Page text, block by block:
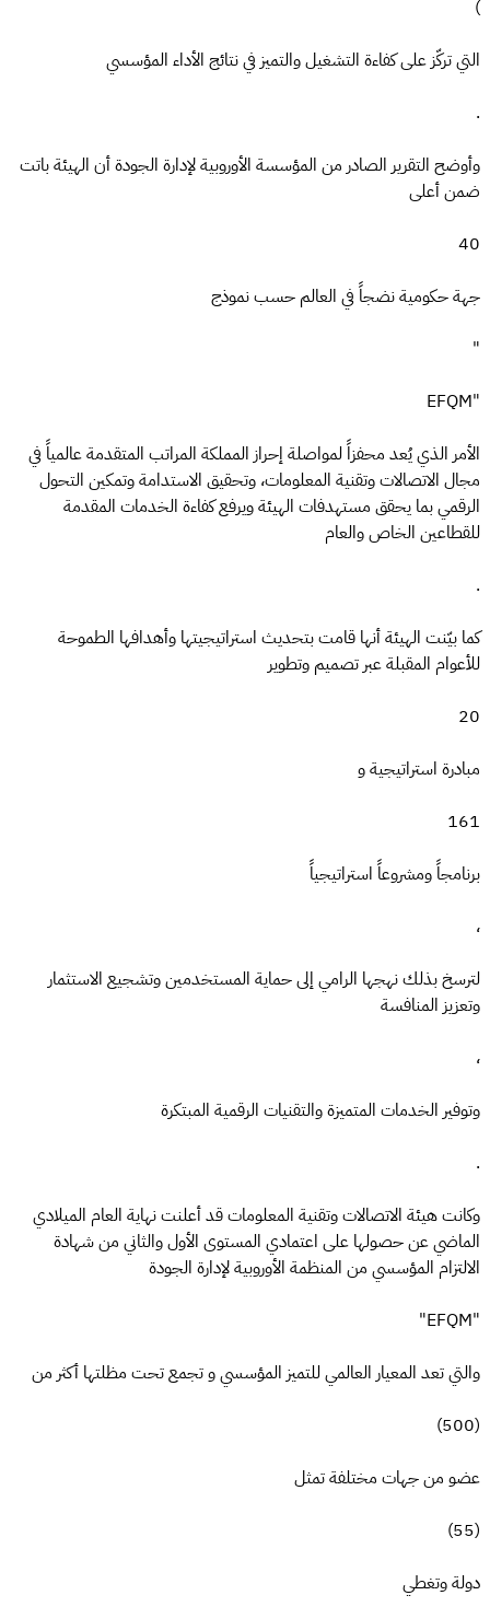
)
التي تركّز على كفاءة التشغيل والتميز في نتائج الأداء المؤسسي
.
وأوضح التقرير الصادر من المؤسسة الأوروبية لإدارة الجودة أن الهيئة باتت
ضمن أعلى
40
جهة حكومية نضجاً في العالم حسب نموذج
"
"EFQM
الأمر الذي يُعد محفزاً لمواصلة إحراز المملكة المراتب المتقدمة عالمياً في
مجال الاتصالات وتقنية المعلومات، وتحقيق الاستدامة وتمكين التحول
الرقمي بما يحقق مستهدفات الهيئة ويرفع كفاءة الخدمات المقدمة
للقطاعين الخاص والعام
.
كما بيّنت الهيئة أنها قامت بتحديث استراتيجيتها وأهدافها الطموحة
للأعوام المقبلة عبر تصميم وتطوير
20
مبادرة استراتيجية و
161
برنامجاً ومشروعاً استراتيجياً
،
لترسخ بذلك نهجها الرامي إلى حماية المستخدمين وتشجيع الاستثمار
وتعزيز المنافسة
،
وتوفير الخدمات المتميزة والتقنيات الرقمية المبتكرة
.
وكانت هيئة الاتصالات وتقنية المعلومات قد أعلنت نهاية العام الميلادي
الماضي عن حصولها على اعتمادي المستوى الأول والثاني من شهادة
الالتزام المؤسسي من المنظمة الأوروبية لإدارة الجودة
"EFQM"
والتي تعد المعيار العالمي للتميز المؤسسي و تجمع تحت مظلتها أكثر من
(500)
عضو من جهات مختلفة تمثل
(55)
دولة وتغطي